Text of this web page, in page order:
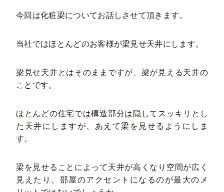
今回は化粧梁についてお話しさせて頂きます。
当社ではほとんどのお客様が梁見せ天井にします。
梁見せ天井とはそのままですが、梁が見える天井の
ことです。
ほとんどの住宅では構造部分は隠してスッキリとし
た天井にしますが、あえて梁を見せるようにしま
す。
梁を見せることによって天井が高くなり空間が広く
見えたり、部屋のアクセントになるのが最大のメ